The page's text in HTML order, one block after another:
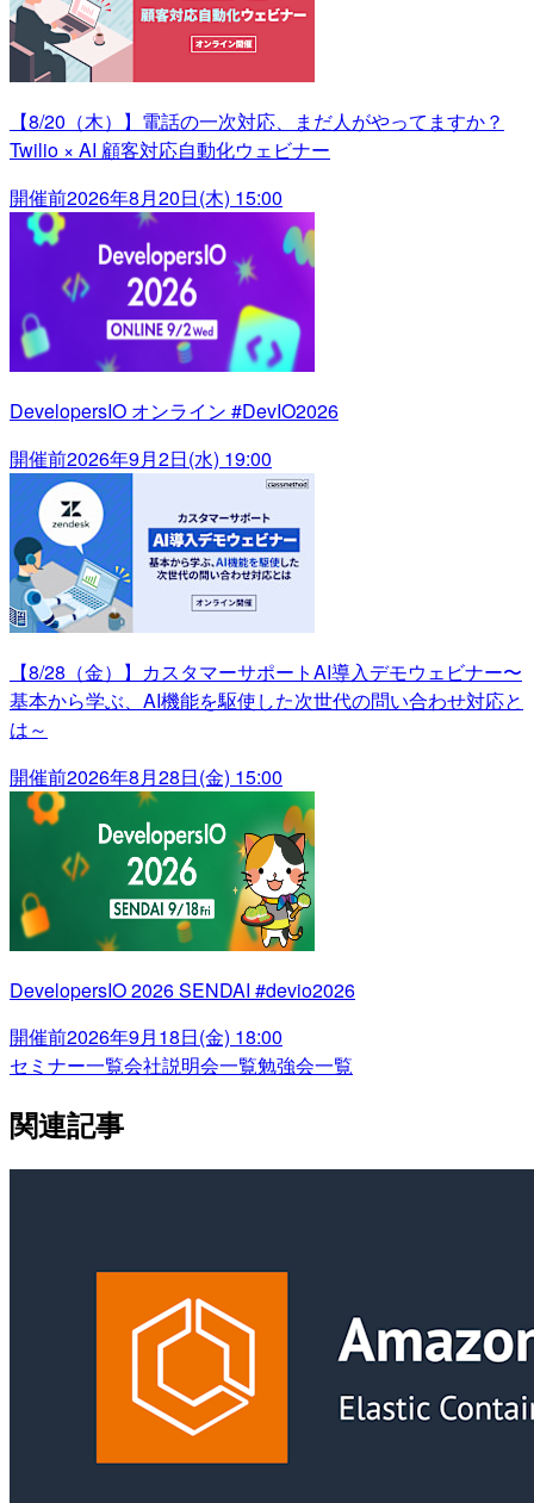
【8/20（木）】電話の一次対応、まだ人がやってますか？
Twilio × AI 顧客対応自動化ウェビナー
開催前2026年8月20日(木) 15:00
DevelopersIO オンライン #DevIO2026
開催前2026年9月2日(水) 19:00
【8/28（金）】カスタマーサポートAI導入デモウェビナー〜
基本から学ぶ、AI機能を駆使した次世代の問い合わせ対応と
は～
開催前2026年8月28日(金) 15:00
DevelopersIO 2026 SENDAI #devio2026
開催前2026年9月18日(金) 18:00
セミナー一覧会社説明会一覧勉強会一覧
関連記事